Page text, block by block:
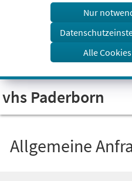
Visuelle
Assistenzsoftware
öffnen.
einem
Tab)
Nur
Alle
vhs Paderborn
Allgemeine